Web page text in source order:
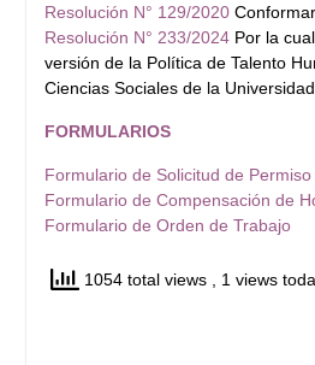
Resolución N° 129/2020
Resolución N° 233/2024 Por la
versión de la Política de Talento
Ciencias Sociales de la
FORMULARIOS
Formulario de Solicitud de Permiso
Formulario de Compensación de
Formulario de Orden de Trabajo
1054 total views , 1 views